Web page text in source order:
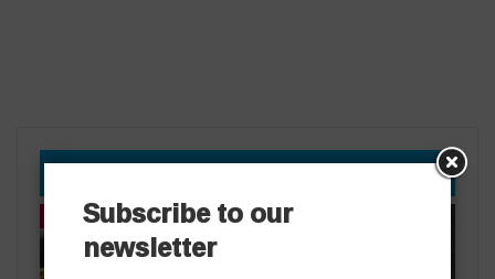
YOU MIGHT ALSO LIKE
తాజా వార్తలు తాజా వార్తలు
Subscribe to our
newsletter